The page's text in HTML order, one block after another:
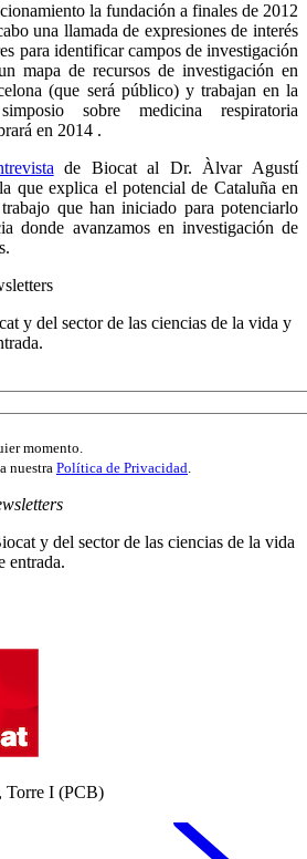
la fundación a finales de 2012
una llamada de expresiones de interés
para identificar campos de investigación
mapa de recursos de investigación en
(que será público) y trabajan en la
sobre medicina respiratoria
en 2014 .
de Biocat al Dr. Àlvar Agustí
que explica el potencial de Cataluña en
que han iniciado para potenciarlo
donde avanzamos en investigación de
y del sector de las ciencias de la vida y
momento.
nuestra Política de Privacidad.
y del sector de las ciencias de la vida
entrada.
Torre I (PCB)